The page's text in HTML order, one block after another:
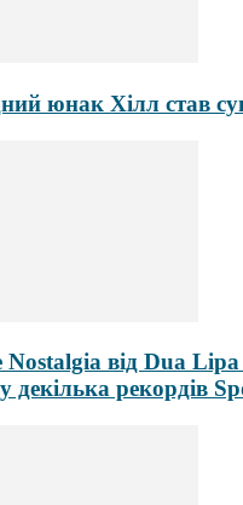
юнак Хілл став
Nostalgia від Dua
декілька рекордів